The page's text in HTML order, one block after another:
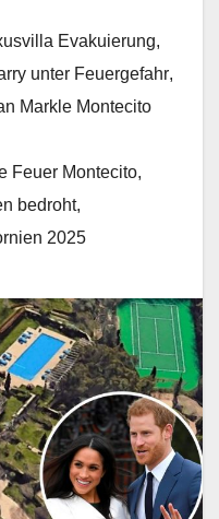
Evakuierung,
unter Feuergefahr,
Markle Montecito
Feuer Montecito,
bedroht,
2025